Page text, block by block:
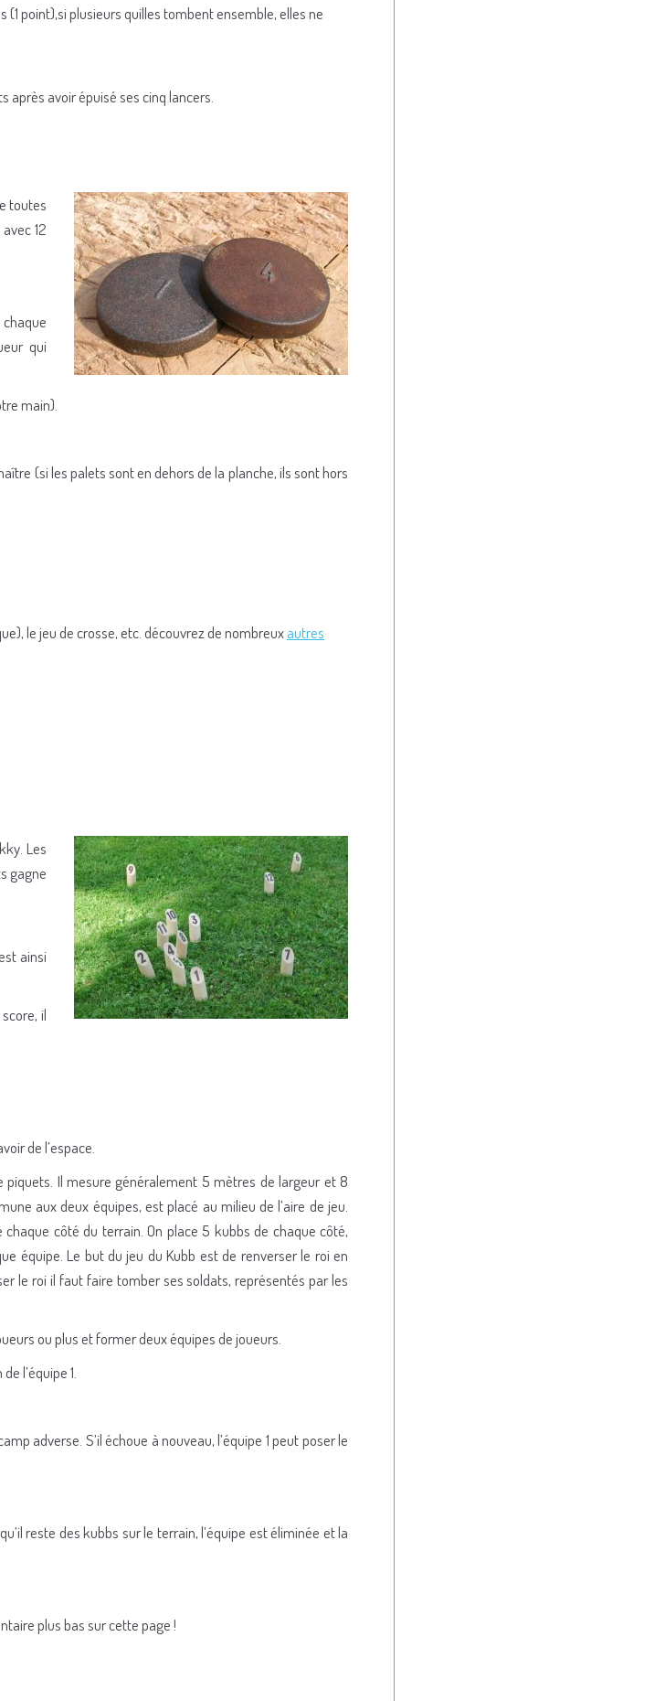
point),si plusieurs quilles tombent ensemble, elles ne
après avoir épuisé ses cinq lancers.
toutes
12
qui
main).
(si les palets sont en dehors de la planche, ils sont hors
le jeu de crosse, etc. découvrez de nombreuxautres
Les
gagne
ainsi
il
de l’espace.
Il mesure généralement 5 mètres de largeur et 8
aux deux équipes, est placé au milieu de l’aire de jeu.
côté du terrain. On place 5 kubbs de chaque côté,
équipe. Le but du jeu du Kubb est de renverser le roi en
le roi il faut faire tomber ses soldats, représentés par les
ou plus et former deux équipes de joueurs.
l’équipe 1.
adverse. S’il échoue à nouveau, l’équipe 1 peut poser le
reste des kubbs sur le terrain, l’équipe est éliminée et la
plus bas sur cette page !